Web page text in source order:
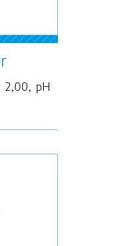
2,00, pH